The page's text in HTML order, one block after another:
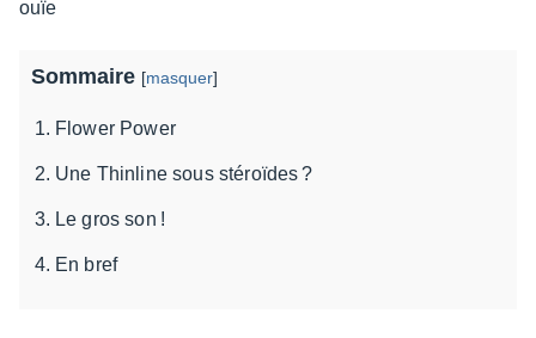
Sommaire [masquer]
Flower Power
Une Thinline sous stéroïdes ?
Le gros son !
En bref